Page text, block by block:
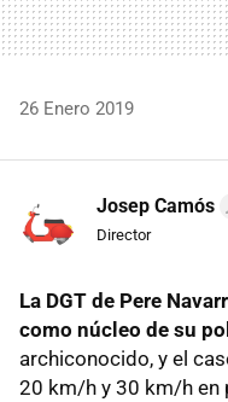
26 Enero 2019
Josep Camós
Director
La DGT de Pere
como núcleo de su
archiconocido, y el
20 km/h y 30 km/h en